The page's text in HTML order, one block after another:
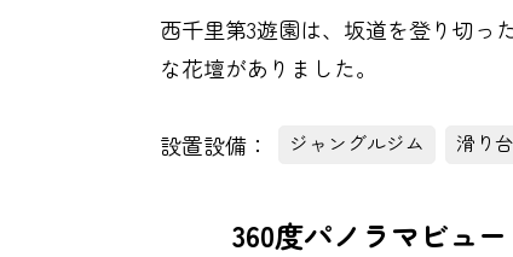
西千里第3遊園は、坂道を登り切っ
な花壇がありました。
設置設備： ジャングルジム 滑り台
360度パノラマビュー